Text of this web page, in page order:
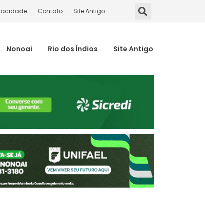
Contato Site Antigo
Nonoai Rio dos Índios Site Antigo